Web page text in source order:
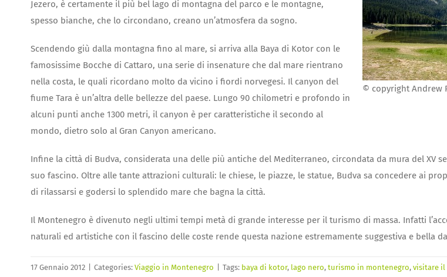
© copyright Andrew
Jezero, è certamente il più bel lago di montagna del parco e le montagne,
spesso bianche, che lo circondano, creano un’atmosfera da sogno.
Scendendo giù dalla montagna fino al mare, si arriva alla Baya di Kotor con le
famosissime Bocche di Cattaro, una serie di insenature che dal mare rientrano
nella costa, le quali ricordano molto da vicino i fiordi norvegesi. Il canyon del
fiume Tara è un’altra delle bellezze del paese. Lungo 90 chilometri e profondo in
alcuni punti anche 1300 metri, il canyon è per caratteristiche il secondo al
mondo, dietro solo al Gran Canyon americano.
Infine la città di Budva, considerata una delle più antiche del Mediterraneo, circondata da mura del XV
suo fascino. Oltre alle tante attrazioni culturali: le chiese, le piazze, le statue, Budva sa concedere ai
di rilassarsi e godersi lo splendido mare che bagna la città.
Il Montenegro è divenuto negli ultimi tempi metà di grande interesse per il turismo di massa. Infatti
naturali ed artistiche con il fascino delle coste rende questa nazione estremamente suggestiva e bella
17 Gennaio 2012 Categories: Viaggio in Montenegro Tags: baya di kotor, lago nero, turismo in montenegro, visitare il